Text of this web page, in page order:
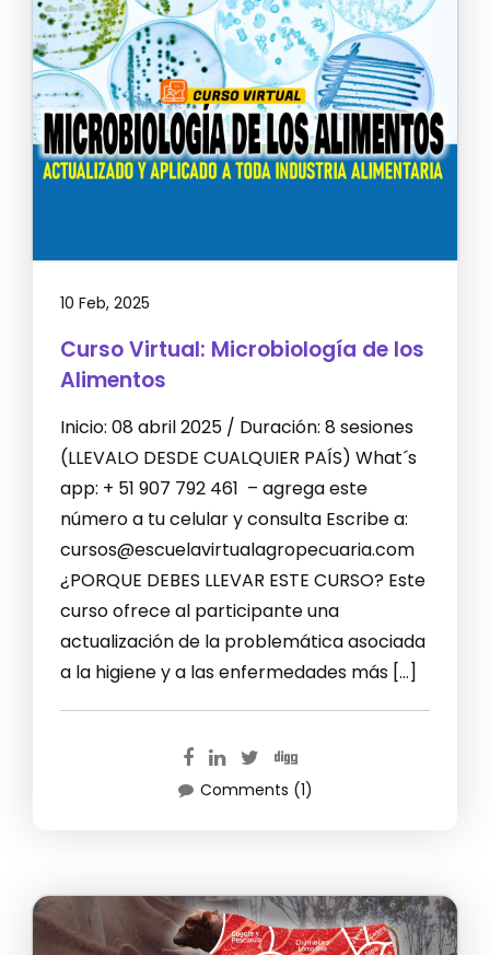
10 Feb, 2025
Curso Virtual: Microbiología de los
Alimentos
Inicio: 08 abril 2025 / Duración: 8 sesiones
(LLEVALO DESDE CUALQUIER PAÍS) What´s
app: + 51 907 792 461 – agrega este
número a tu celular y consulta Escribe a:
cursos@escuelavirtualagropecuaria.com
¿PORQUE DEBES LLEVAR ESTE CURSO? Este
curso ofrece al participante una
actualización de la problemática asociada
a la higiene y a las enfermedades más […]
Comments (1)